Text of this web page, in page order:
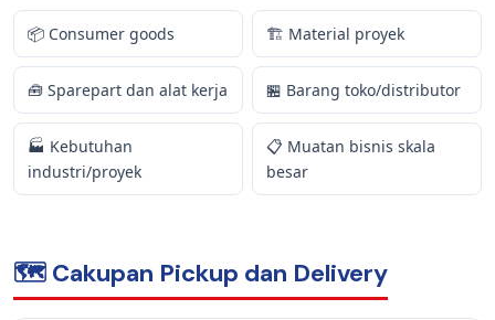
📦 Consumer goods 🏗️ Material proyek
🧰 Sparepart dan alat kerja 🏪 Barang toko/distributor
🏭 Kebutuhan
industri/proyek
📋 Muatan bisnis skala
besar
🗺️ Cakupan Pickup dan Delivery